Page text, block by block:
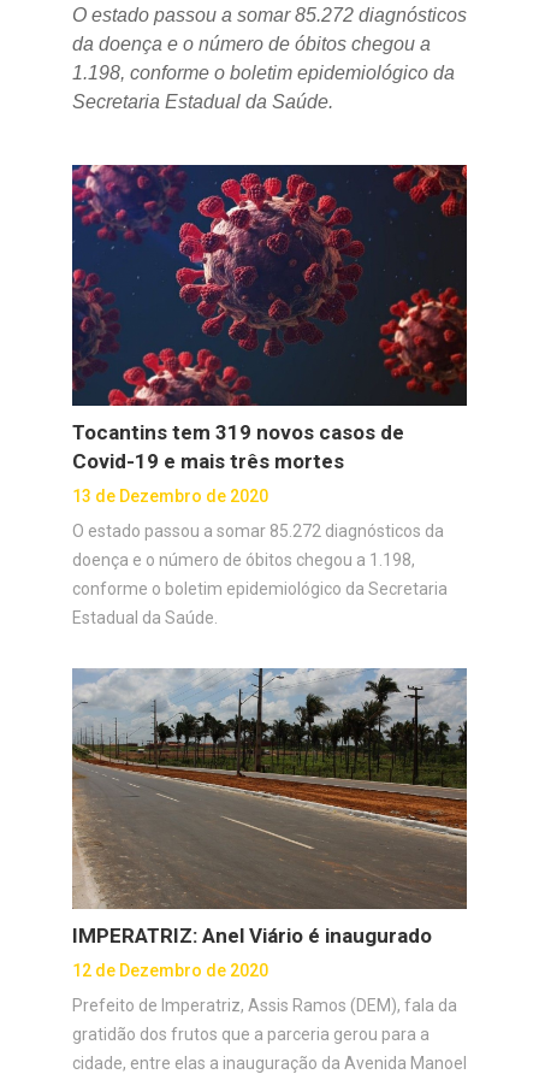
O estado passou a somar 85.272 diagnósticos
da doença e o número de óbitos chegou a
1.198, conforme o boletim epidemiológico da
Secretaria Estadual da Saúde.
Tocantins tem 319 novos casos de
Covid-19 e mais três mortes
13 de Dezembro de 2020
O estado passou a somar 85.272 diagnósticos da
doença e o número de óbitos chegou a 1.198,
conforme o boletim epidemiológico da Secretaria
Estadual da Saúde.
IMPERATRIZ: Anel Viário é inaugurado
12 de Dezembro de 2020
Prefeito de Imperatriz, Assis Ramos (DEM), fala da
gratidão dos frutos que a parceria gerou para a
cidade, entre elas a inauguração da Avenida Manoel